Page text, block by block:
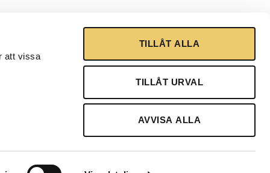
att vissa
TILLÅT ALLA
TILLÅT URVAL
AVVISA ALLA